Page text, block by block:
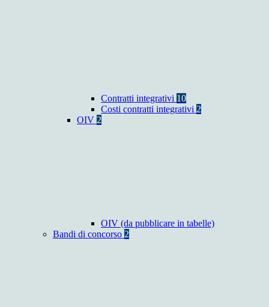
Contratti integrativi 10
Costi contratti integrativi 2
OIV 2
OIV (da pubblicare in tabelle)
Bandi di concorso 2